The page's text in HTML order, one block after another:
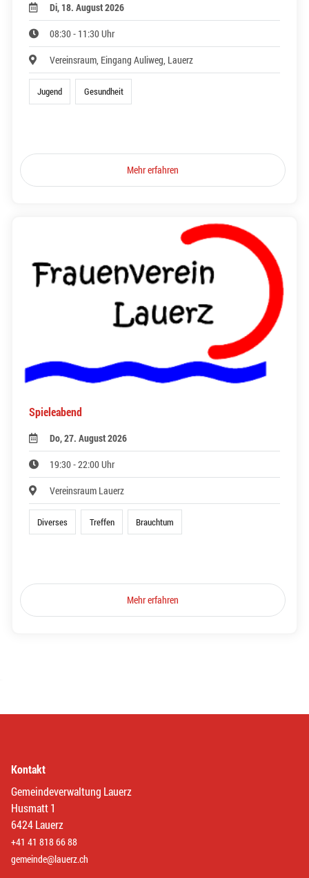
Di, 18. August 2026
08:30 - 11:30 Uhr
Vereinsraum, Eingang Auliweg, Lauerz
Jugend Gesundheit
Mehr erfahren
Spieleabend
Do, 27. August 2026
19:30 - 22:00 Uhr
Vereinsraum Lauerz
Diverses Treffen Brauchtum
Mehr erfahren
Kontakt
Gemeindeverwaltung Lauerz
Husmatt 1
6424 Lauerz
+41 41 818 66 88
gemeinde@lauerz.ch